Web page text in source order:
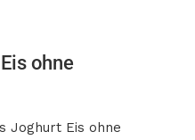
ohne
Joghurt Eis ohne